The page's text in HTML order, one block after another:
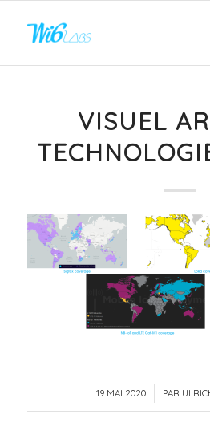
VISUEL
19 MAI 2020
/ PAR